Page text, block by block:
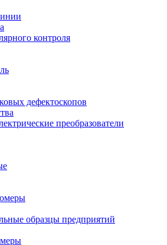
контроля
дефектоскопов
преобразователи
образцы предприятий